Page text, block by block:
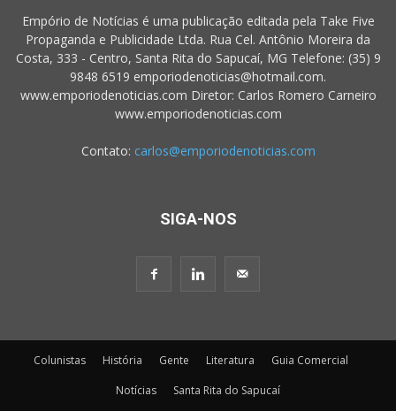
Empório de Notícias é uma publicação editada pela Take Five
Propaganda e Publicidade Ltda. Rua Cel. Antônio Moreira da
Costa, 333 - Centro, Santa Rita do Sapucaí, MG Telefone: (35) 9
9848 6519 emporiodenoticias@hotmail.com.
www.emporiodenoticias.com Diretor: Carlos Romero Carneiro
www.emporiodenoticias.com
Contato: carlos@emporiodenoticias.com
SIGA-NOS
Colunistas História Gente Literatura
Guia Comercial
Notícias
Santa Rita do Sapucaí